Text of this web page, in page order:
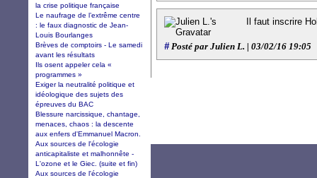
Il faut inscrire
#Posté par Julien L. | 03/02/16 19:05
la crise politique française
Le naufrage de l’extrême centre
: le faux diagnostic de Jean-
Louis Bourlanges
Brèves de comptoirs - Le samedi
avant les résultats
Ils osent appeler cela «
programmes »
Exiger la neutralité politique et
idéologique des sujets des
épreuves du BAC
Blessure narcissique, chantage,
menaces, chaos : la descente
aux enfers d'Emmanuel Macron.
Aux sources de l'écologie
anticapitaliste et malhonnête -
L'ozone et le Giec. (suite et fin)
Aux sources de l'écologie